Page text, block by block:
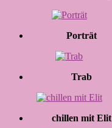
Porträt
Trab
chillen mit Elit